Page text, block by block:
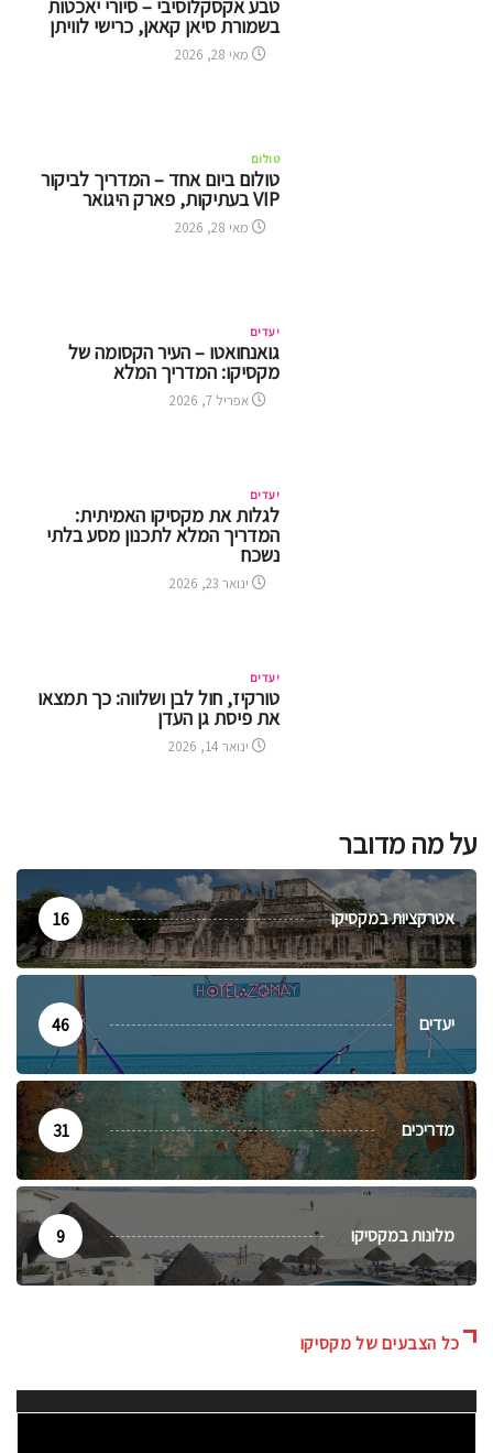
טבע אקסקלוסיבי – סיורי יאכטות
בשמורת סיאן קאאן, כרישי לוויתן
מאי 28, 2026
טולום
טולום ביום אחד – המדריך לביקור
VIP בעתיקות, פארק היגואר
מאי 28, 2026
יעדים
גואנחואטו – העיר הקסומה של
מקסיקו: המדריך המלא
אפריל 7, 2026
יעדים
לגלות את מקסיקו האמיתית:
המדריך המלא לתכנון מסע בלתי
נשכח
ינואר 23, 2026
יעדים
טורקיז, חול לבן ושלווה: כך תמצאו
את פיסת גן העדן
ינואר 14, 2026
על מה מדובר
אטרקציות במקסיקו 16
יעדים 46
מדריכים 31
מלונות במקסיקו 9
כל הצבעים של מקסיקו